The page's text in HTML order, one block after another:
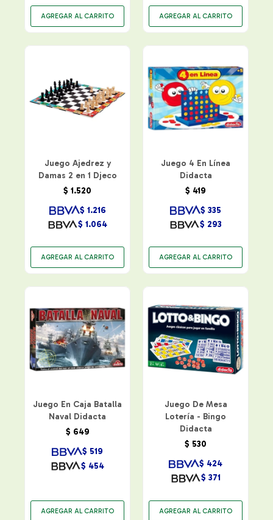
Juego Ajedrez y
Damas 2 en 1 Djeco
$ 1.520
$ 1.064
$ 1.216
Juego 4 En Línea
Didacta
$ 419
$ 293
$ 335
Juego En Caja Batalla
Naval Didacta
$ 649
$ 454
$ 519
Juego De Mesa
Lotería - Bingo
Didacta
$ 530
$ 371
$ 424